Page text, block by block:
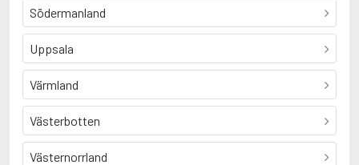
Södermanland
Uppsala
Värmland
Västerbotten
Västernorrland